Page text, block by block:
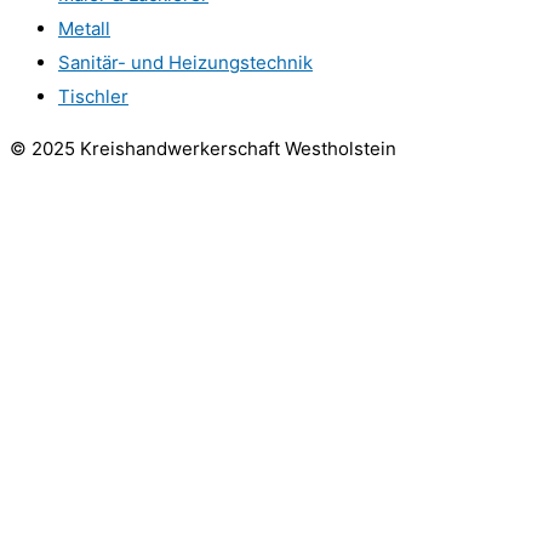
Metall
Sanitär- und Heizungstechnik
Tischler
© 2025 Kreishandwerkerschaft Westholstein